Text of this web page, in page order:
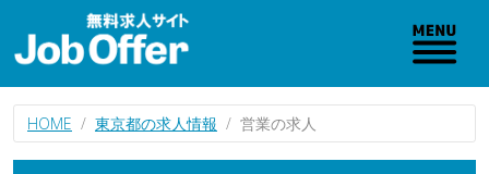
HOME 東京都の求人情報 営業の求人